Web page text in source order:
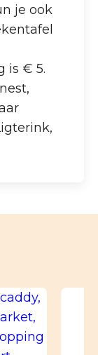
je ook
is € 5.